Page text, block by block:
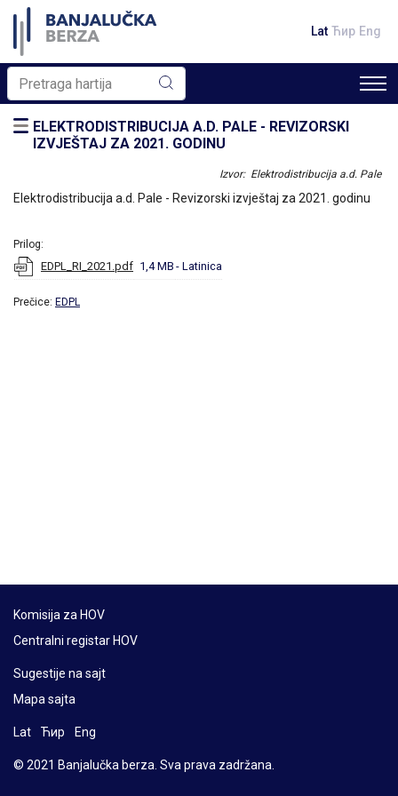
Lat Ћир Eng
ELEKTRODISTRIBUCIJA A.D. PALE - REVIZORSKI
IZVJEŠTAJ ZA 2021. GODINU
Izvor: Elektrodistribucija a.d. Pale
Elektrodistribucija a.d. Pale - Revizorski izvještaj za 2021. godinu
Prilog:
EDPL_RI_2021.pdf 1,4 MB - Latinica
Prečice: EDPL
Komisija za HOV
Centralni registar HOV
Sugestije na sajt
Mapa sajta
Lat Ћир Eng
© 2021 Banjalučka berza. Sva prava zadržana.